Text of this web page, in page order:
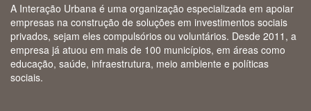
A Interação Urbana é uma organização especializada em apoiar
empresas na construção de soluções em investimentos sociais
privados, sejam eles compulsórios ou voluntários. Desde 2011, a
empresa já atuou em mais de 100 municípios, em áreas como
educação, saúde, infraestrutura, meio ambiente e políticas
sociais.